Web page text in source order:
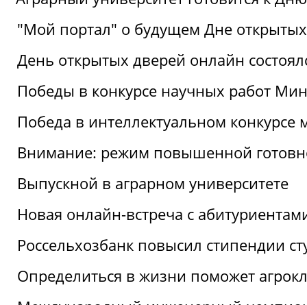
"Мой портал" о будущем Дне
День открытых дверей онлайн
Победы в конкурсе научных работ
Победа в интеллектуальном конкурсе
Внимание: режим повышенной
Выпускной в аграрном университете
Новая онлайн-встреча с
Россельхозбанк повысил стипендии
Определиться в жизни поможет